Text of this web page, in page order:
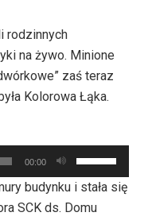
rodzinnych
na żywo. Minione
zaś teraz
Kolorowa Łąka.
00:00
strzałek
do
góry
budynku i stała się
SCK ds. Domu